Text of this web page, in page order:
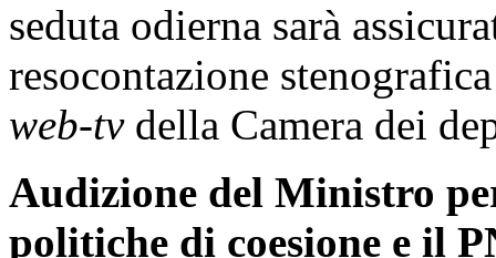
seduta odierna sarà
resocontazione
web-tvdella Camera dei
Audizione del Ministro
politiche di coesione e il